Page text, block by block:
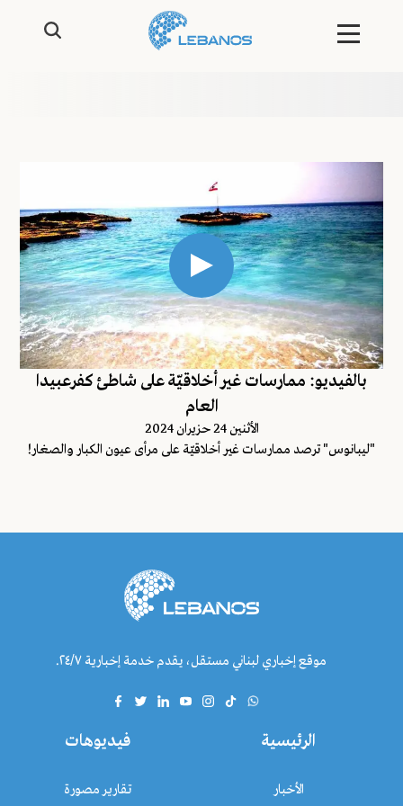
بالفيديو: ممارسات غير أخلاقيّة على شاطئ كفرعبيدا
العام
اﻷثنين 24 حزيران 2024
"ليبانوس" ترصد ممارسات غير أخلاقيّة على مرأى عيون الكبار والصغار!
موقع إخباري لبناني مستقل، يقدم خدمة إخبارية ٢٤/٧.
الرئيسية
الأخبار
فيديوهات
تقارير مصورة